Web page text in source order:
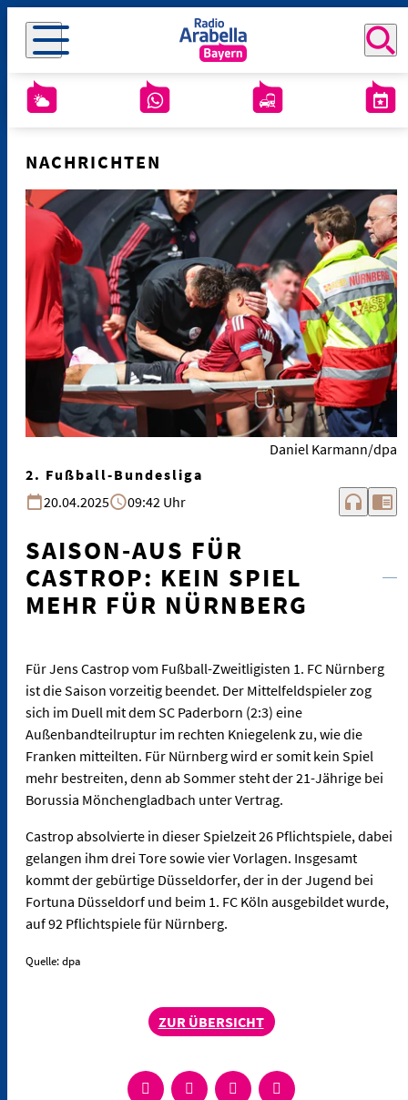
NACHRICHTEN
Daniel Karmann/dpa
2. Fußball-Bundesliga
20.04.2025
09:42 Uhr headphones chrome_reader_mode
SAISON-AUS FÜR
CASTROP: KEIN SPIEL
MEHR FÜR NÜRNBERG
Für Jens Castrop vom Fußball-Zweitligisten 1. FC Nürnberg
ist die Saison vorzeitig beendet. Der Mittelfeldspieler zog
sich im Duell mit dem SC Paderborn (2:3) eine
Außenbandteilruptur im rechten Kniegelenk zu, wie die
Franken mitteilten. Für Nürnberg wird er somit kein Spiel
mehr bestreiten, denn ab Sommer steht der 21-Jährige bei
Borussia Mönchengladbach unter Vertrag.
Castrop absolvierte in dieser Spielzeit 26 Pflichtspiele, dabei
gelangen ihm drei Tore sowie vier Vorlagen. Insgesamt
kommt der gebürtige Düsseldorfer, der in der Jugend bei
Fortuna Düsseldorf und beim 1. FC Köln ausgebildet wurde,
auf 92 Pflichtspiele für Nürnberg.
Quelle: dpa
ZUR ÜBERSICHT